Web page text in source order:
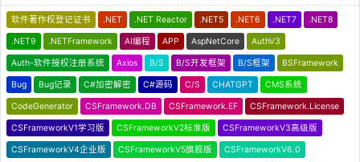
软件著作权登记证书 .NET .NET Reactor .NET5 .NET6 .NET7 .NET8
.NET9 .NETFramework AI编程 APP AspNetCore AuthV3
Auth-软件授权注册系统 Axios B/S B/S开发框架 B/S框架 BSFramework
Bug Bug记录 C#加密解密 C#源码 C/S CHATGPT CMS系统
CodeGenerator CSFramework.DB CSFramework.EF CSFramework.License
CSFrameworkV1学习版 CSFrameworkV2标准版 CSFrameworkV3高级版
CSFrameworkV4企业版 CSFrameworkV5旗舰版 CSFrameworkV6.0